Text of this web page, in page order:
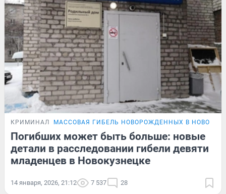
КРИМИНАЛ МАССОВАЯ ГИБЕЛЬ НОВОРОЖДЕННЫХ В
Погибших может быть больше: новые
детали в расследовании гибели девяти
младенцев в Новокузнецке
14 января, 2026, 21:12 7 537 28